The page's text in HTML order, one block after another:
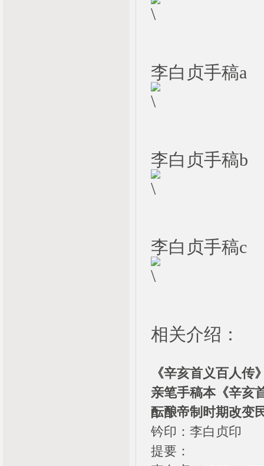
李白贞手稿a
李白贞手稿b
李白贞手稿c
相关介绍：
《辛亥首义百人传
亲笔手稿本《辛亥
酝酿帝制时期改变
钤印：李白贞印
提要：